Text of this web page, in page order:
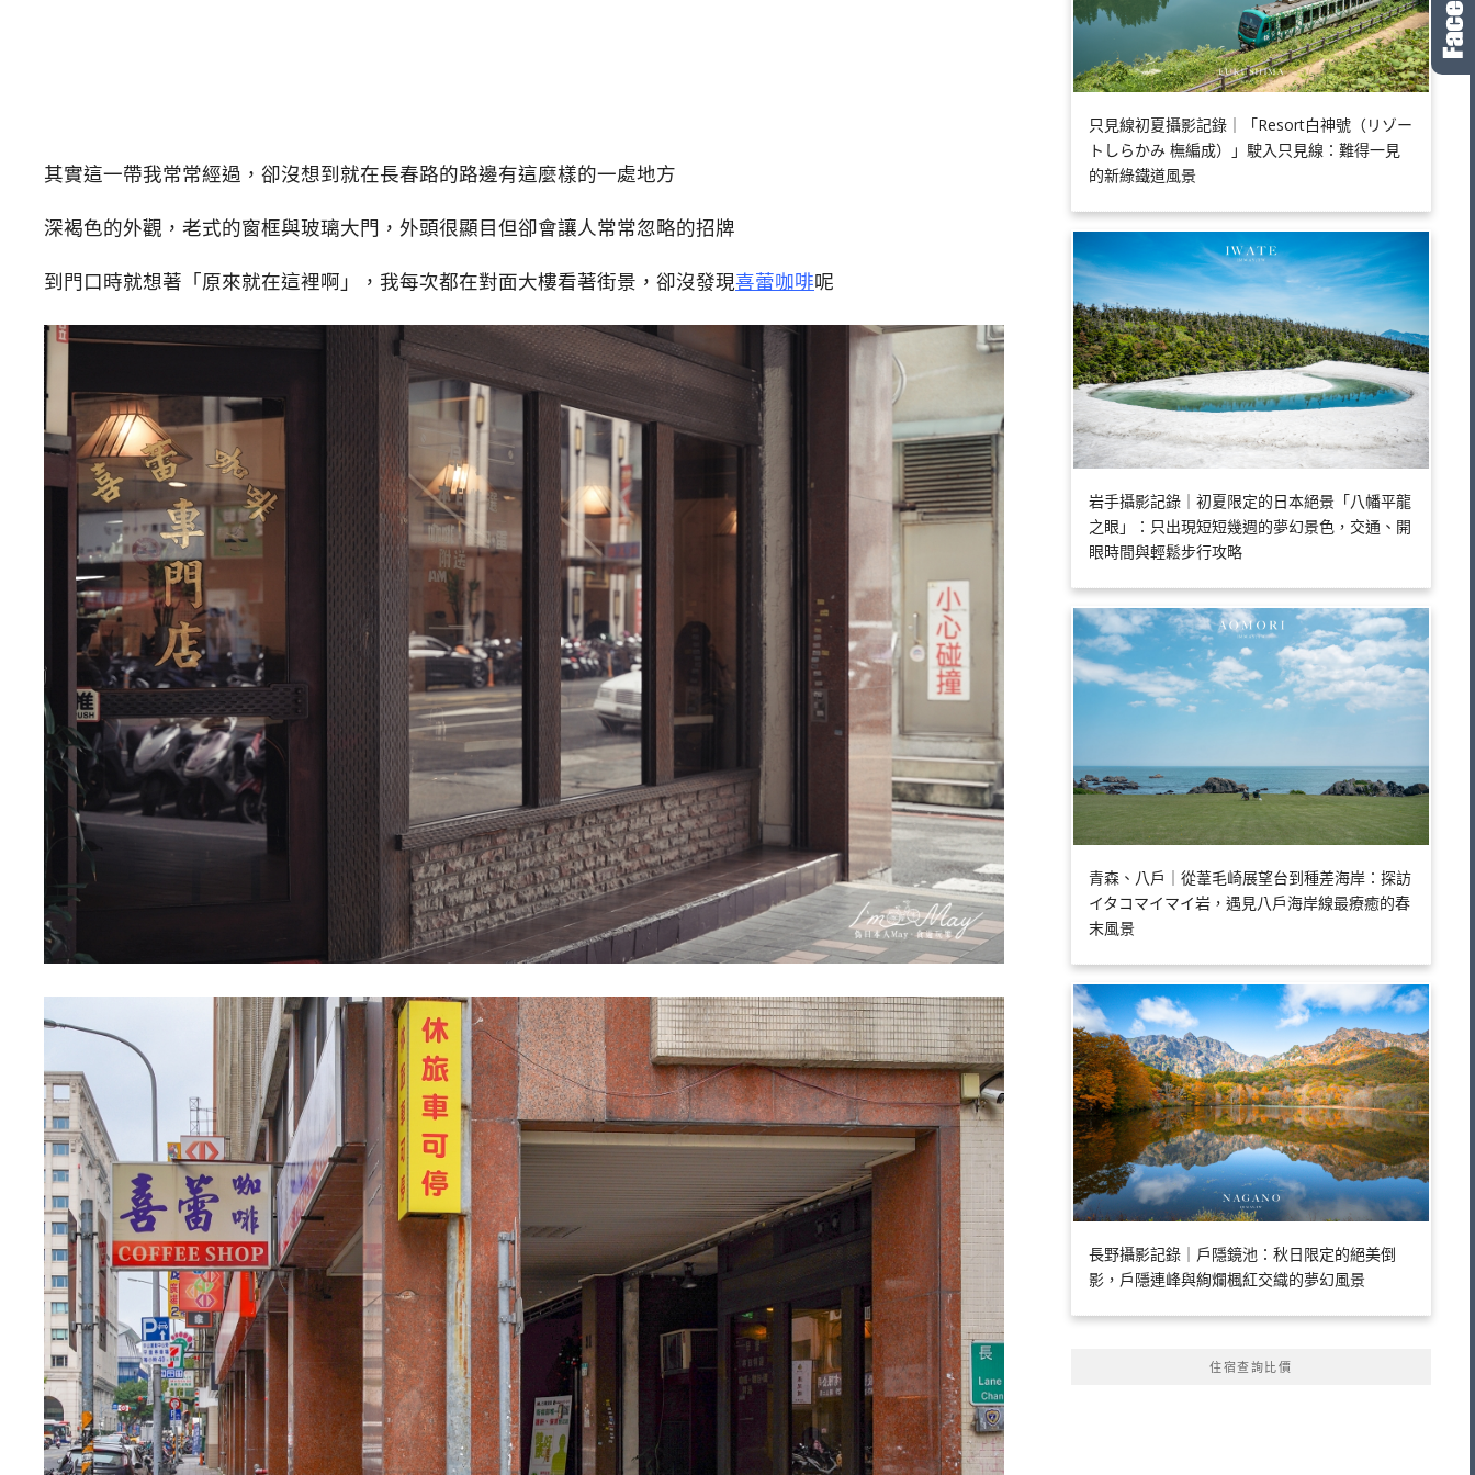
其實這一帶我常常經過，卻沒想到就在長春路的路邊有這麼樣的一處地方
深褐色的外觀，老式的窗框與玻璃大門，外頭很顯目但卻會讓人常常忽略的招牌
到門口時就想著「原來就在這裡啊」，我每次都在對面大樓看著街景，卻沒發現喜蕾咖啡呢
只見線初夏攝影記錄｜「Resort白神號（リゾー
トしらかみ 橅編成）」駛入只見線：難得一見
的新綠鐵道風景
岩手攝影記錄｜初夏限定的日本絕景「八幡平龍
之眼」：只出現短短幾週的夢幻景色，交通、開
眼時間與輕鬆步行攻略
青森、八戶｜從葦毛崎展望台到種差海岸：探訪
イタコマイマイ岩，遇見八戶海岸線最療癒的春
末風景
長野攝影記錄｜戶隱鏡池：秋日限定的絕美倒
影，戶隱連峰與絢爛楓紅交織的夢幻風景
住宿查詢比價